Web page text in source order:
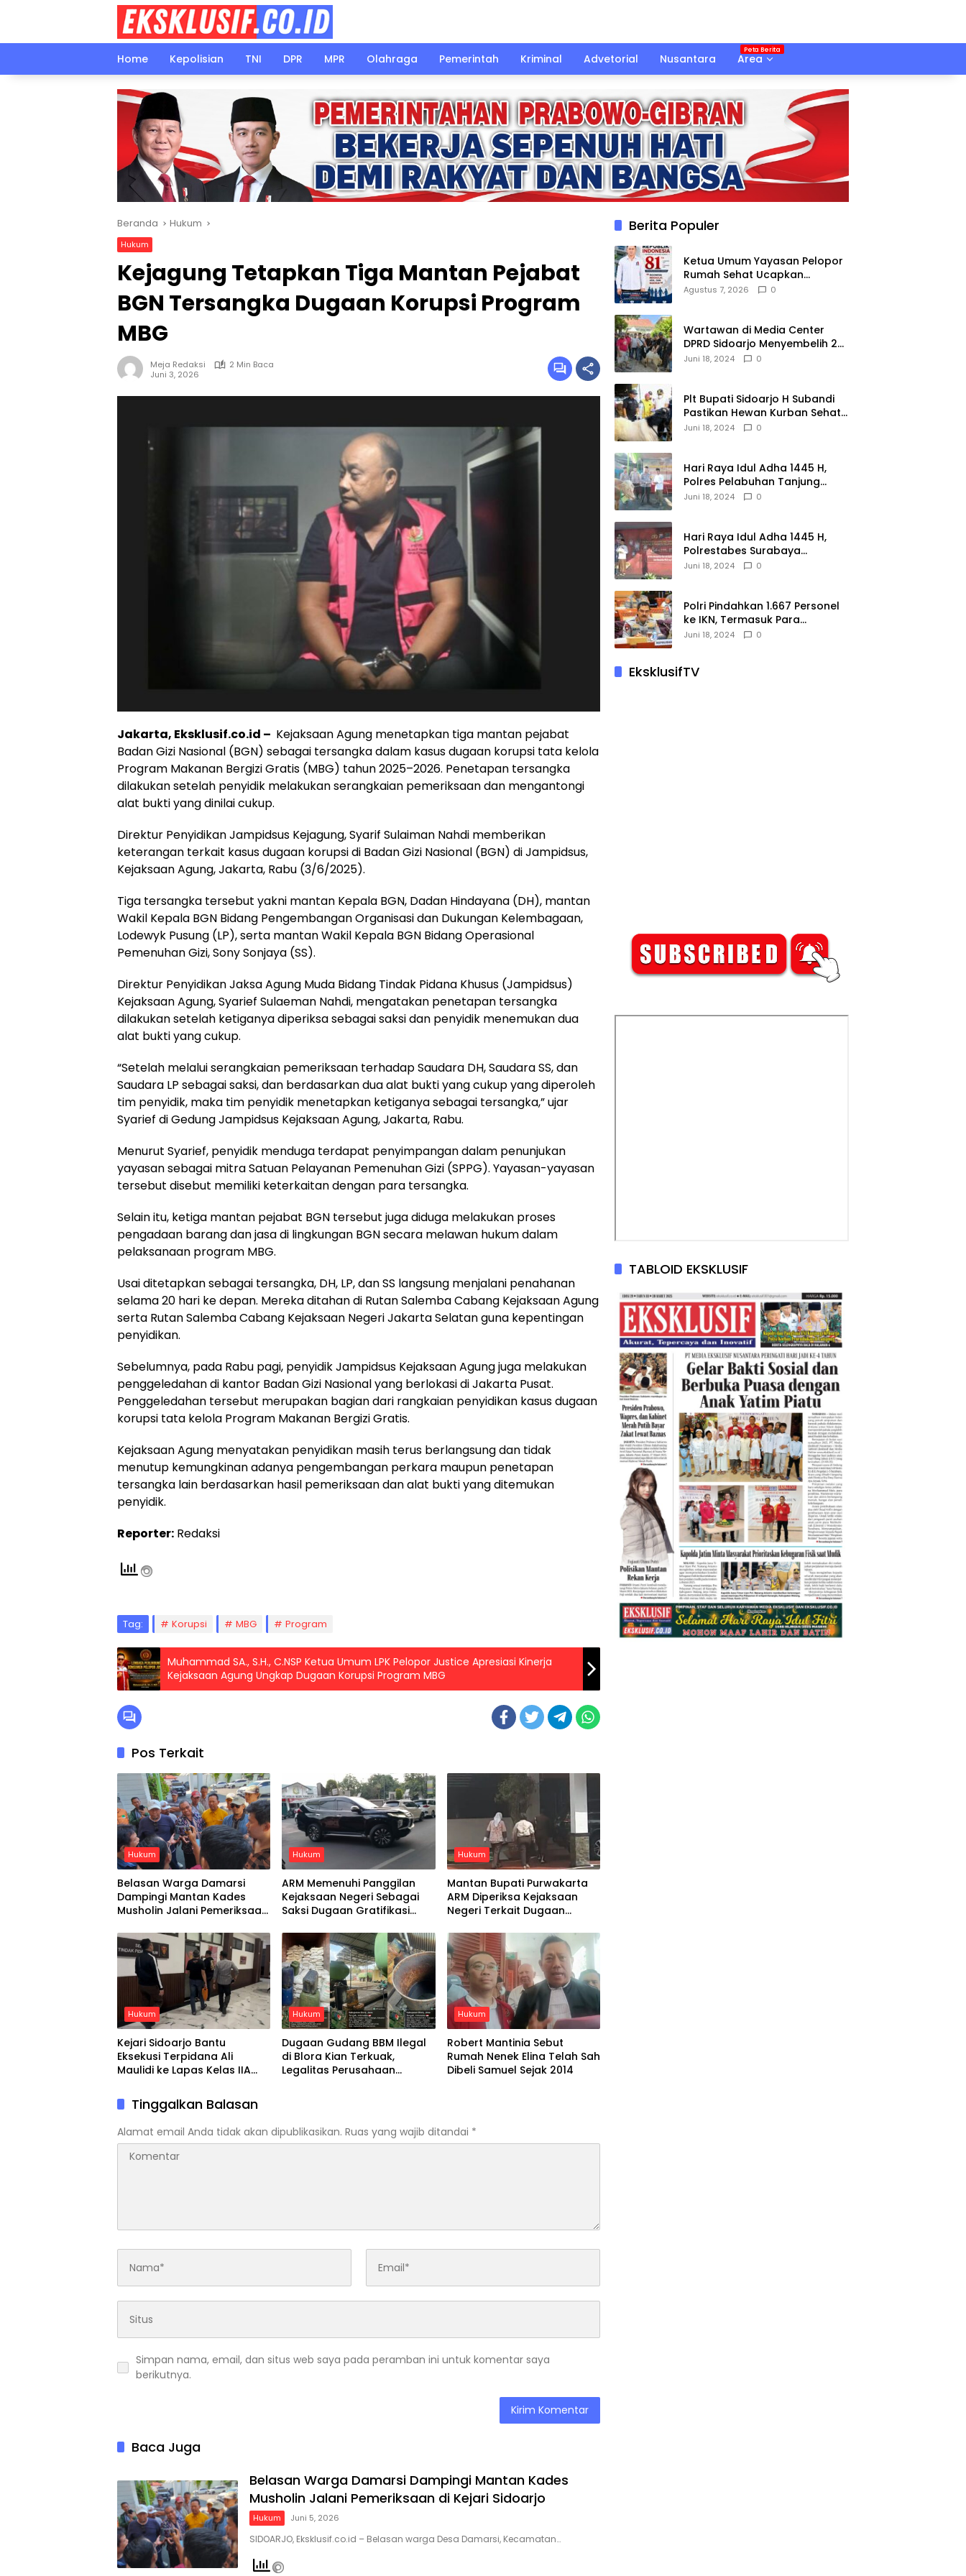
Home
Kepolisian TNI DPR MPR Olahraga Pemerintah Kriminal Advetorial Nusantara Area
Beranda Hukum
Hukum
Kejagung Tetapkan Tiga Mantan Pejabat
BGN Tersangka Dugaan Korupsi Program
MBG
Meja Redaksi
2 Min Baca
Juni 3, 2026
Jakarta, Eksklusif.co.id – Kejaksaan Agung menetapkan tiga mantan pejabat
Badan Gizi Nasional (BGN) sebagai tersangka dalam kasus dugaan korupsi tata kelola
Program Makanan Bergizi Gratis (MBG) tahun 2025–2026. Penetapan tersangka
dilakukan setelah penyidik melakukan serangkaian pemeriksaan dan mengantongi
alat bukti yang dinilai cukup.
Direktur Penyidikan Jampidsus Kejagung, Syarif Sulaiman Nahdi memberikan
keterangan terkait kasus dugaan korupsi di Badan Gizi Nasional (BGN) di Jampidsus,
Kejaksaan Agung, Jakarta, Rabu (3/6/2025).
Tiga tersangka tersebut yakni mantan Kepala BGN, Dadan Hindayana (DH), mantan
Wakil Kepala BGN Bidang Pengembangan Organisasi dan Dukungan Kelembagaan,
Lodewyk Pusung (LP), serta mantan Wakil Kepala BGN Bidang Operasional
Pemenuhan Gizi, Sony Sonjaya (SS).
Direktur Penyidikan Jaksa Agung Muda Bidang Tindak Pidana Khusus (Jampidsus)
Kejaksaan Agung, Syarief Sulaeman Nahdi, mengatakan penetapan tersangka
dilakukan setelah ketiganya diperiksa sebagai saksi dan penyidik menemukan dua
alat bukti yang cukup.
“Setelah melalui serangkaian pemeriksaan terhadap Saudara DH, Saudara SS, dan
Saudara LP sebagai saksi, dan berdasarkan dua alat bukti yang cukup yang diperoleh
tim penyidik, maka tim penyidik menetapkan ketiganya sebagai tersangka,” ujar
Syarief di Gedung Jampidsus Kejaksaan Agung, Jakarta, Rabu.
Menurut Syarief, penyidik menduga terdapat penyimpangan dalam penunjukan
yayasan sebagai mitra Satuan Pelayanan Pemenuhan Gizi (SPPG). Yayasan-yayasan
tersebut disebut memiliki keterkaitan dengan para tersangka.
Selain itu, ketiga mantan pejabat BGN tersebut juga diduga melakukan proses
pengadaan barang dan jasa di lingkungan BGN secara melawan hukum dalam
pelaksanaan program MBG.
Usai ditetapkan sebagai tersangka, DH, LP, dan SS langsung menjalani penahanan
selama 20 hari ke depan. Mereka ditahan di Rutan Salemba Cabang Kejaksaan Agung
serta Rutan Salemba Cabang Kejaksaan Negeri Jakarta Selatan guna kepentingan
penyidikan.
Sebelumnya, pada Rabu pagi, penyidik Jampidsus Kejaksaan Agung juga melakukan
penggeledahan di kantor Badan Gizi Nasional yang berlokasi di Jakarta Pusat.
Penggeledahan tersebut merupakan bagian dari rangkaian penyidikan kasus dugaan
korupsi tata kelola Program Makanan Bergizi Gratis.
Kejaksaan Agung menyatakan penyidikan masih terus berlangsung dan tidak
menutup kemungkinan adanya pengembangan perkara maupun penetapan
tersangka lain berdasarkan hasil pemeriksaan dan alat bukti yang ditemukan
penyidik.
Reporter: Redaksi
Tag: Korupsi MBG Program
Muhammad SA., S.H., C.NSP Ketua Umum LPK Pelopor Justice Apresiasi Kinerja
Kejaksaan Agung Ungkap Dugaan Korupsi Program MBG
Pos Terkait
Hukum
Belasan Warga Damarsi
Dampingi Mantan Kades
Musholin Jalani Pemeriksaan
Hukum
ARM Memenuhi Panggilan
Kejaksaan Negeri Sebagai
Saksi Dugaan Gratifikasi
Hukum
Mantan Bupati Purwakarta
ARM Diperiksa Kejaksaan
Negeri Terkait Dugaan
Hukum
Kejari Sidoarjo Bantu
Eksekusi Terpidana Ali
Maulidi ke Lapas Kelas IIA
Hukum
Dugaan Gudang BBM Ilegal
di Blora Kian Terkuak,
Legalitas Perusahaan
Hukum
Robert Mantinia Sebut
Rumah Nenek Elina Telah Sah
Dibeli Samuel Sejak 2014
Tinggalkan Balasan
Alamat email Anda tidak akan dipublikasikan. Ruas yang wajib ditandai *
Simpan nama, email, dan situs web saya pada peramban ini untuk komentar saya
berikutnya.
Baca Juga
Belasan Warga Damarsi Dampingi Mantan Kades
Musholin Jalani Pemeriksaan di Kejari Sidoarjo
Hukum Juni 5, 2026
SIDOARJO, Eksklusif.co.id – Belasan warga Desa Damarsi, Kecamatan…
Berita Populer
Ketua Umum Yayasan Pelopor
Rumah Sehat Ucapkan
Dirgahayu RI ke-81
Agustus 7, 2026 0
Wartawan di Media Center
DPRD Sidoarjo Menyembelih 2
Ekor Kambing
Juni 18, 2024 0
Plt Bupati Sidoarjo H Subandi
Pastikan Hewan Kurban Sehat
dan Aman
Juni 18, 2024 0
Hari Raya Idul Adha 1445 H,
Polres Pelabuhan Tanjung
Perak Salurkan 49 Hewan
Juni 18, 2024 0
Hari Raya Idul Adha 1445 H,
Polrestabes Surabaya
Menerima dan Menyalurkan
Juni 18, 2024 0
Polri Pindahkan 1.667 Personel
ke IKN, Termasuk Para
Jenderal.
Juni 18, 2024 0
EksklusifTV
TABLOID EKSKLUSIF